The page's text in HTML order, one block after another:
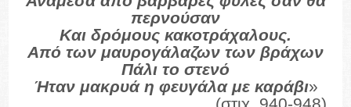
περνούσαν
Και δρόμους κακοτράχαλους.
Από των μαυρογάλαζων των βράχων
Πάλι το στενό
Ήταν μακρυά η φευγάλα με καράβι»